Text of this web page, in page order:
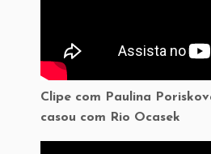
Clipe com Paulina
casou com Rio Ocasek